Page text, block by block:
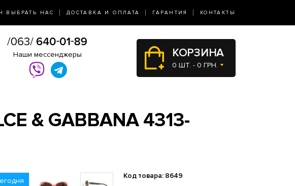
ВЫБРАТЬ НАС ДОСТАВКА И ОПЛАТА ГАРАНТИЯ КОНТАКТЫ
Наши мессенджеры КОРЗИНА
0 ШТ. - 0 ГРН.
& GABBANA 4313-
Код товара: 8649